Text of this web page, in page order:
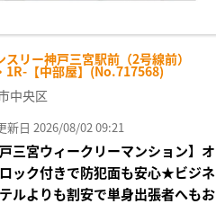
スリー神戸三宮駅前（2号線前）
1R-【中部屋】(No.717568)
中央区
新日 2026/08/02 09:21
戸三宮ウィークリーマンション】オ
ック付きで防犯面も安心★ビジネ
ルよりも割安で単身出張者へもお